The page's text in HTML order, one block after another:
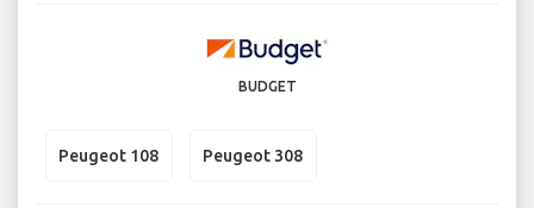
BUDGET
Peugeot 108 Peugeot 308